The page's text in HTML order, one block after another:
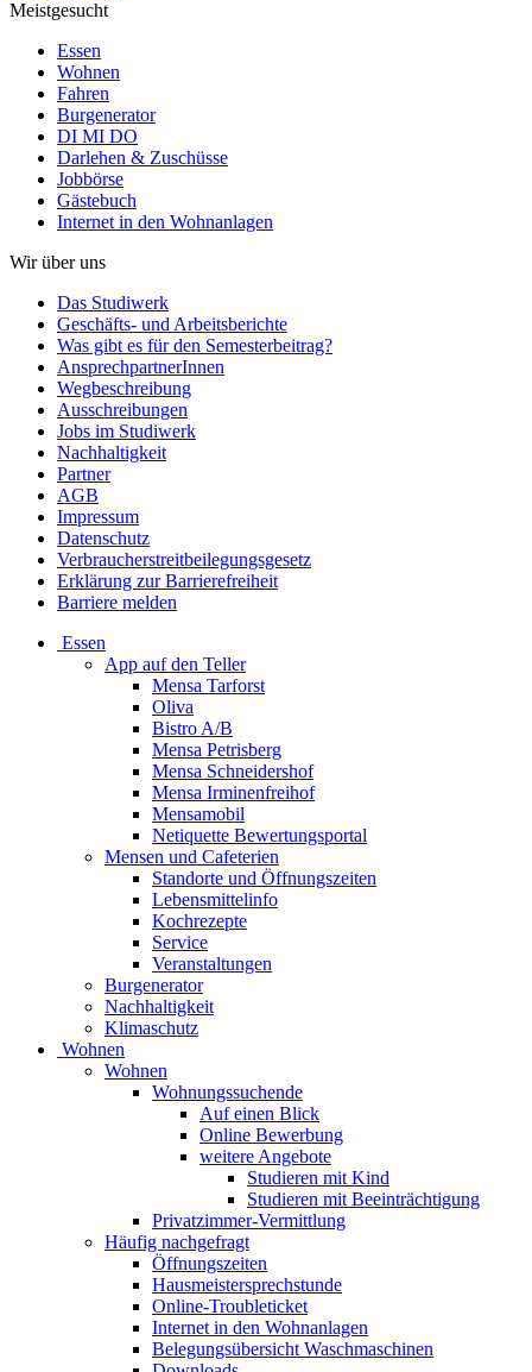
Meistgesucht
Essen
Wohnen
Fahren
Burgenerator
DI MI DO
Darlehen & Zuschüsse
Jobbörse
Gästebuch
Internet in den Wohnanlagen
Wir über uns
Das Studiwerk
Geschäfts- und Arbeitsberichte
Was gibt es für den Semesterbeitrag?
AnsprechpartnerInnen
Wegbeschreibung
Ausschreibungen
Jobs im Studiwerk
Nachhaltigkeit
Partner
AGB
Impressum
Datenschutz
Verbraucherstreitbeilegungsgesetz
Erklärung zur Barrierefreiheit
Barriere melden
Essen
App auf den Teller
Mensa Tarforst
Oliva
Bistro A/B
Mensa Petrisberg
Mensa Schneidershof
Mensa Irminenfreihof
Mensamobil
Netiquette Bewertungsportal
Mensen und Cafeterien
Standorte und Öffnungszeiten
Lebensmittelinfo
Kochrezepte
Service
Veranstaltungen
Burgenerator
Nachhaltigkeit
Klimaschutz
Wohnen
Wohnen
Wohnungssuchende
Auf einen Blick
Online Bewerbung
weitere Angebote
Studieren mit Kind
Studieren mit Beeinträchtigung
Privatzimmer-Vermittlung
Häufig nachgefragt
Öffnungszeiten
Hausmeistersprechstunde
Online-Troubleticket
Internet in den Wohnanlagen
Belegungsübersicht Waschmaschinen